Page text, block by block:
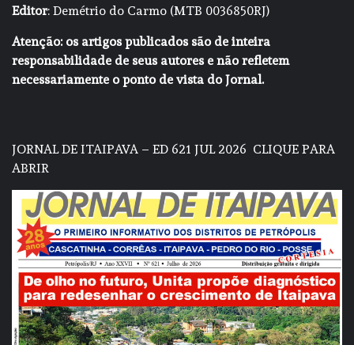
Editor: Demétrio do Carmo (MTB 0036850RJ)
Atenção: os artigos publicados são de inteira
responsabilidade de seus autores e não refletem
necessariamente o ponto de vista do Jornal.
JORNAL DE ITAIPAVA – ED 621 JUL 2026 CLIQUE PARA
ABRIR